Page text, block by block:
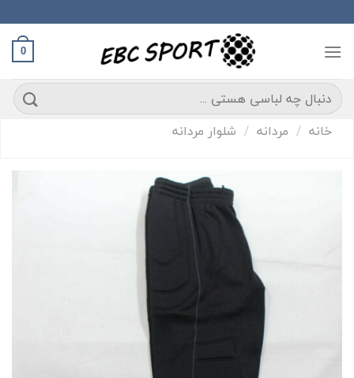
جستجو
برای:
خانه / مردانه / شلوار مردانه